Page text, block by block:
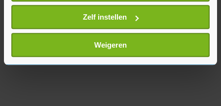
locatie, die tot een paar meter nauwkeurig kan zijn
Uw apparaat identificeren door het actief te
scannen op specifieke eigenschappen (fingerprinting)
Lees meer over hoe uw persoonlijke gegevens worden
verwerkt en stel uw voorkeuren in het
U kunt uw toestemming op elk moment wijzigen of
Zelf instellen
Weigeren